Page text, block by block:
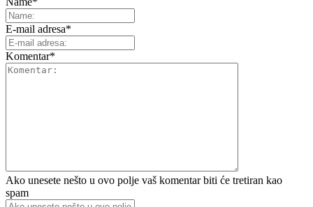
E-mail adresa*
Komentar*
Ako unesete nešto u ovo polje vaš komentar biti će tretiran kao
spam